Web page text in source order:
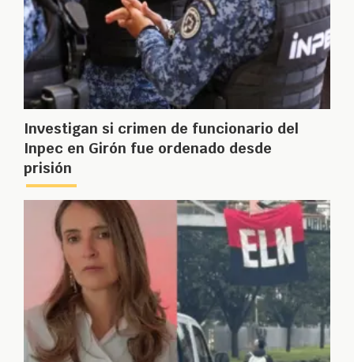
Investigan si crimen de funcionario del
Inpec en Girón fue ordenado desde
prisión